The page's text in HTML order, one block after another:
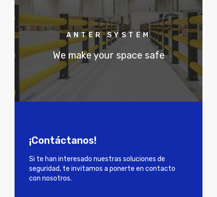
ANTER SYSTEM
We make your space safe
¡Contáctanos!
Si te han interesado nuestras soluciones de
seguridad, te invitamos a ponerte en contacto
con nosotros.